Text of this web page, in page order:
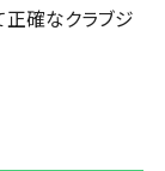
正確なクラブジ